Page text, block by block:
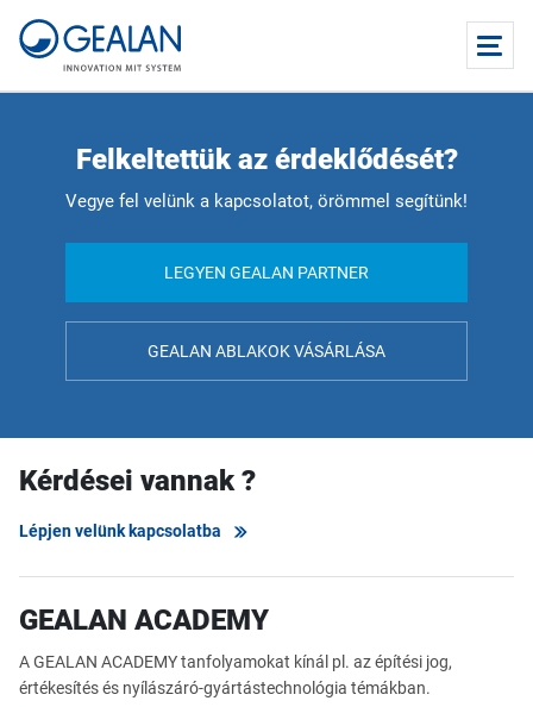
Felkeltettük az érdeklődését?
Vegye fel velünk a kapcsolatot, örömmel segítünk!
LEGYEN GEALAN PARTNER
GEALAN ABLAKOK VÁSÁRLÁSA
Kérdései vannak ?
Lépjen velünk kapcsolatba
GEALAN ACADEMY
A GEALAN ACADEMY tanfolyamokat kínál pl. az építési jog,
értékesítés és nyílászáró-gyártástechnológia témákban.